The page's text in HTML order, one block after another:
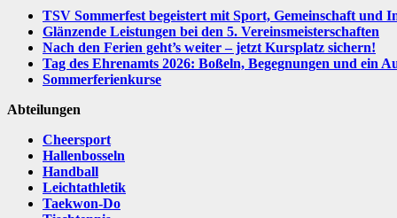
TSV Sommerfest begeistert mit Sport, Gemeinschaft und
Glänzende Leistungen bei den 5. Vereinsmeisterschaften
Nach den Ferien geht’s weiter – jetzt Kursplatz sichern!
Tag des Ehrenamts 2026: Boßeln, Begegnungen und ein
Sommerferienkurse
Abteilungen
Cheersport
Hallenbosseln
Handball
Leichtathletik
Taekwon-Do